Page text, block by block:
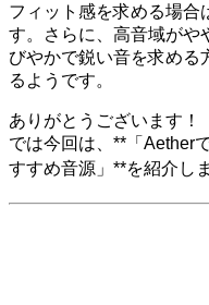
フィット感を求める場合
す。さらに、高音域がや
びやかで鋭い音を求める
るようです。
ありがとうございます！
では今回は、**「Aether
すすめ音源」**を紹介し